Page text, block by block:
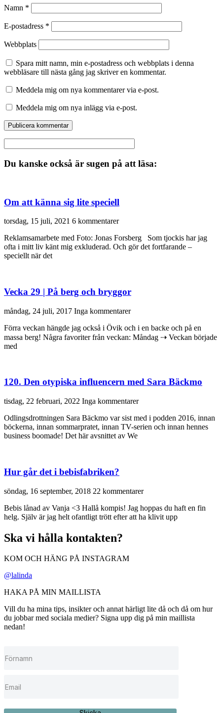
Namn *
E-postadress *
Webbplats
Spara mitt namn, min e-postadress och webbplats i denna
webbläsare till nästa gång jag skriver en kommentar.
Meddela mig om nya kommentarer via e-post.
Meddela mig om nya inlägg via e-post.
Du kanske också är sugen på att läsa:
Om att känna sig lite speciell
torsdag, 15 juli, 2021 6 kommentarer
Reklamsamarbete med Foto: Jonas Forsberg Som tjockis har jag
ofta i mitt liv känt mig exkluderad. Och gör det fortfarande –
speciellt när det
Vecka 29 | På berg och bryggor
måndag, 24 juli, 2017 Inga kommentarer
Förra veckan hängde jag också i Övik och i en backe och på en
massa berg! Några favoriter från veckan: Måndag ⇢ Veckan började
med
120. Den otypiska influencern med Sara Bäckmo
tisdag, 22 februari, 2022 Inga kommentarer
Odlingsdrottningen Sara Bäckmo var sist med i podden 2016, innan
böckerna, innan sommarpratet, innan TV-serien och innan hennes
business boomade! Det här avsnittet av We
Hur går det i bebisfabriken?
söndag, 16 september, 2018 22 kommentarer
Bebis lånad av Vanja <3 Hallå kompis! Jag hoppas du haft en fin
helg. Själv är jag helt ofantligt trött efter att ha klivit upp
Ska vi hålla kontakten?
KOM OCH HÄNG PÅ INSTAGRAM
@lalinda
HAKA PÅ MIN MAILLISTA
Vill du ha mina tips, insikter och annat härligt lite då och då om hur
du jobbar med sociala medier? Signa upp dig på min maillista
nedan!